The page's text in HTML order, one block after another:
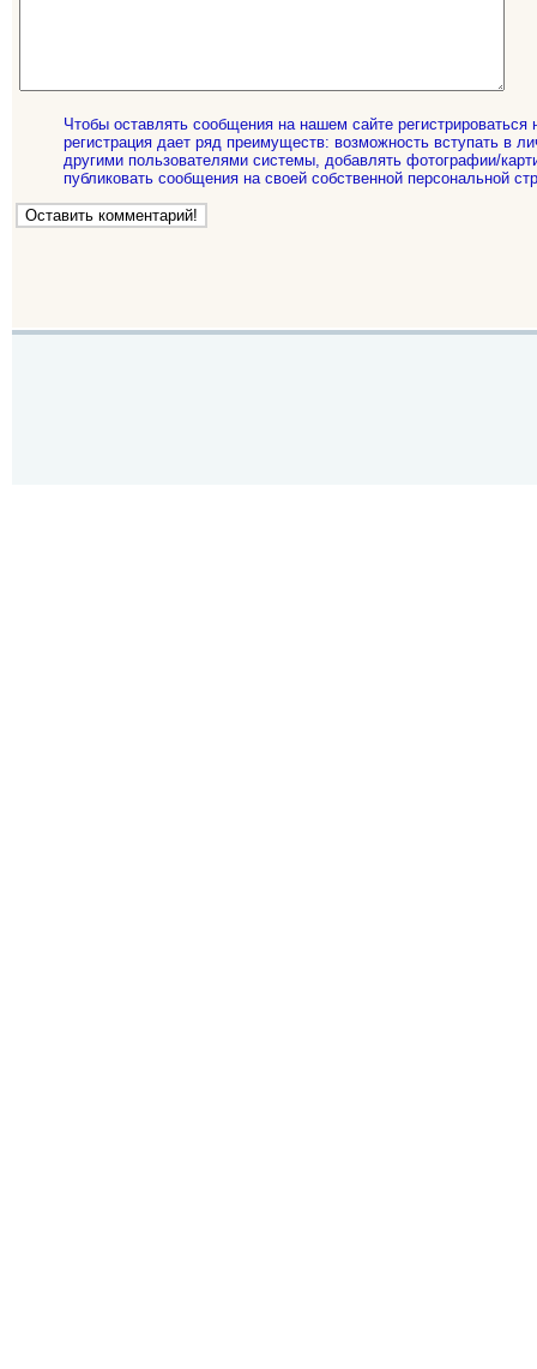
Чтобы оставлять сообщения на нашем сайте регистрироваться
регистрация дает ряд преимуществ: возможность вступать в
другими пользователями системы, добавлять фотографии/
публиковать сообщения на своей собственной персональной